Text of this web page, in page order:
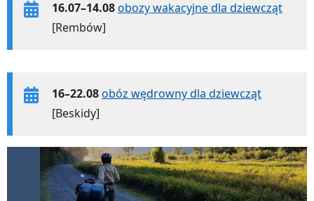
16.07–14.08obozy wakacyjne dla dziewcząt
[Rembów]
16–22.08obóz wędrowny dla dziewcząt
[Beskidy]